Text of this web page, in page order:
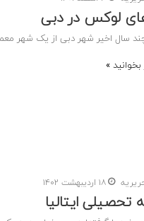
لوکس در دبی
سال اخیر شهر دبی از یک شهر
»
۱۸ اردیبهشت ۱۴۰۲
تحصیلی ایتالیا